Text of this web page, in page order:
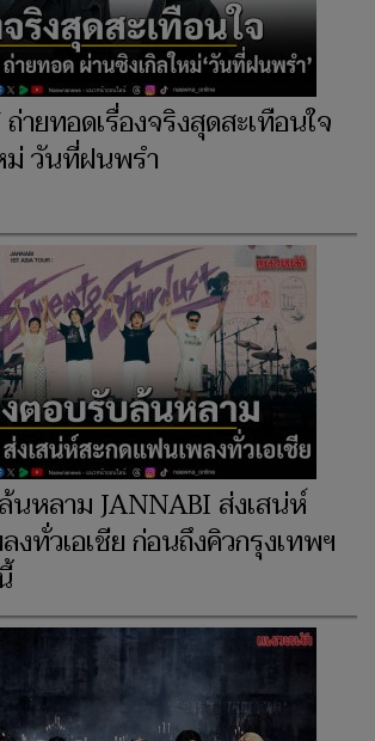
ายทอดเรื่องจริงสุดสะเทือนใจ
ม่ วันที่ฝนพรำ
นหลาม JANNABI ส่งเสน่ห์
ทั่วเอเชีย ก่อนถึงคิวกรุงเทพฯ